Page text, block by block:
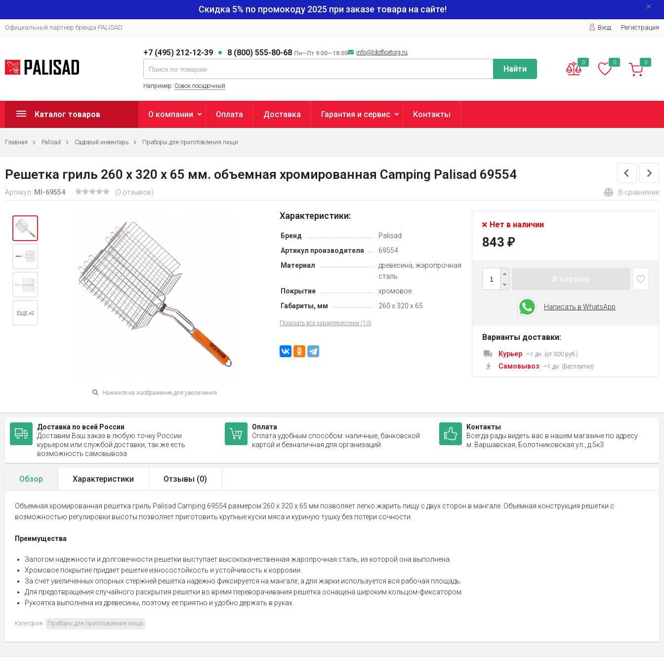
Скидка 5% по промокоду 2025 при заказе товара на сайте!
Официальный партнер бренда PALISAD Вход Регистрация
+7 (495) 212-12-39 8 (800) 555-80-68 Пн—Пт 9:00—18:00 info@tdofficetorg.ru
Найти
Например: Совок посадочный
0 0 0
Каталог товаров О компании Оплата Доставка Гарантия и сервис Контакты
Главная Palisad Садовый инвентарь Приборы для приготовления пищи
Решетка гриль 260 х 320 х 65 мм. объемная хромированная Camping Palisad 69554
Артикул: MI-69554 (0 отзывов) В сравнение
Нажмите на изображение для увеличения
ЕЩЕ +5
Характеристики:
Бренд
Palisad
Артикул производителя
69554
Материал
древесина, жаропрочная
сталь
Покрытие
хромовое
Габариты, мм
260 x 320 x 65
Показать все характеристики (10)
Нет в наличии
843 ₽
Написать в WhatsApp
Варианты доставки:
Курьер ~1 дн. (от 300 руб.)
Самовывоз ~1 дн. (Бесплатно)
Доставка по всей России
Доставим Ваш заказ в любую точку России
курьером или службой доставки, так же есть
возможность самовывоза
Оплата
Оплата удобным способом: наличные, банковской
картой и безналичная для организаций
Контакты
Всегда рады видеть вас в нашем магазине по адресу
м. Варшавская, Болотниковская ул., д.5к3
Обзор Характеристики Отзывы (0)
Объемная хромированная решетка гриль Palisad Camping 69554 размером 260 х 320 х 65 мм позволяет легко жарить пищу с двух сторон в мангале. Объемная конструкция решетки с
возможностью регулировки высоты позволяет приготовить крупные куски мяса и куриную тушку без потери сочности.
Преимущества
Залогом надежности и долговечности решетки выступает высококачественная жаропрочная сталь, из которой она выполнена.
Хромовое покрытие придает решетке износостойкость и устойчивость к коррозии.
За счет увеличенных опорных стержней решетка надежно фиксируется на мангале, а для жарки используется вся рабочая площадь.
Для предотвращения случайного раскрытия решетки во время переворачивания решетка оснащена широким кольцом-фиксатором.
Рукоятка выполнена из древесины, поэтому ее приятно и удобно держать в руках.
Категория: Приборы для приготовления пищи